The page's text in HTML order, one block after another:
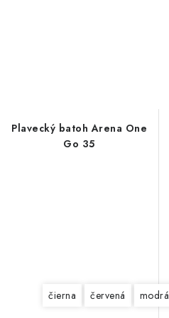
Plavecký batoh Arena One
Go 35
čierna červená modrá